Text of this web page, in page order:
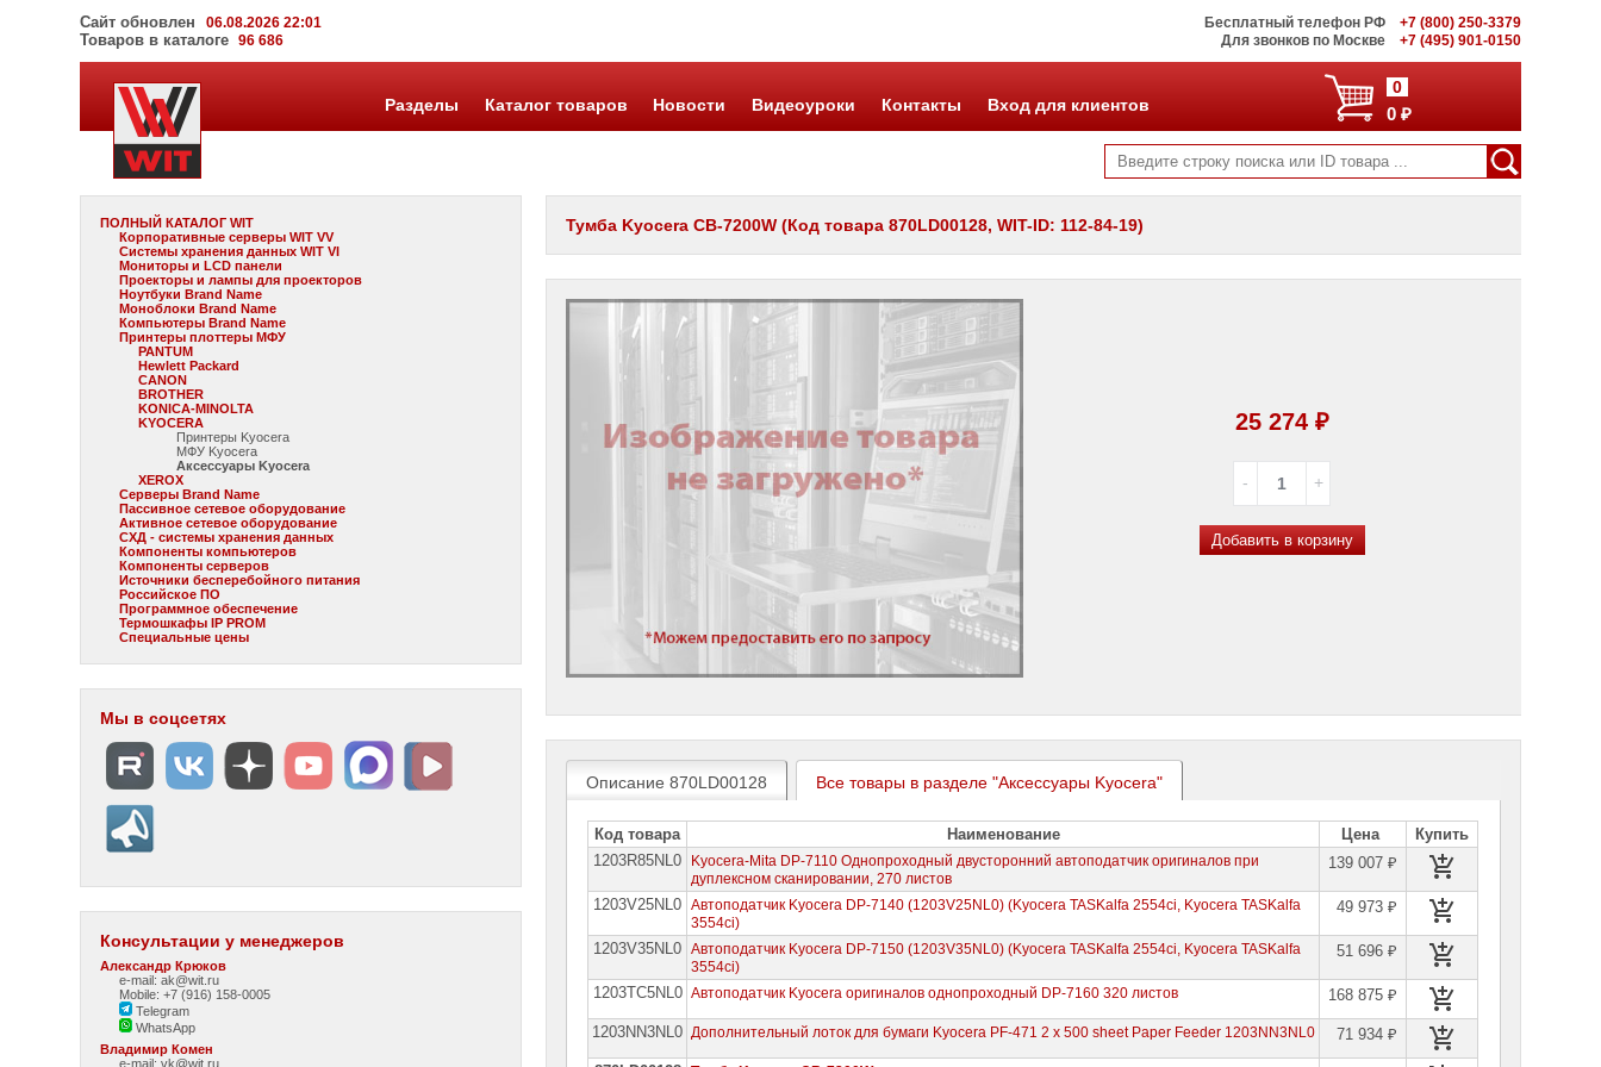
Сайт обновлен 06.08.2026 22:01
Товаров в каталоге96 686
Бесплатный телефон РФ
+7 (800) 250-3379
Для звонков по Москве
+7 (495) 901-0150
0
0 ₽
Разделы Каталог товаров Новости Видеоуроки Контакты Вход для клиентов
ПОЛНЫЙ КАТАЛОГ WIT
Корпоративные серверы WIT VV
Системы хранения данных WIT VI
Мониторы и LCD панели
Проекторы и лампы для проекторов
Ноутбуки Brand Name
Моноблоки Brand Name
Компьютеры Brand Name
Принтеры плоттеры МФУ
PANTUM
Hewlett Packard
CANON
BROTHER
KONICA-MINOLTA
KYOCERA
Принтеры Kyocera
МФУ Kyocera
Аксессуары Kyocera
XEROX
Серверы Brand Name
Пассивное сетевое оборудование
Активное сетевое оборудование
СХД - системы хранения данных
Компоненты компьютеров
Компоненты серверов
Источники бесперебойного питания
Российское ПО
Программное обеспечение
Термошкафы IP PROM
Специальные цены
Мы в соцсетях
Консультации у менеджеров
Александр Крюков
e-mail: ak@wit.ru
Mobile: +7 (916) 158-0005
Telegram
WhatsApp
Владимир Комен
e-mail: vk@wit.ru
Тумба Kyocera CB-7200W (Код товара 870LD00128, WIT-ID: 112-84-19)
25 274 ₽
Добавить в корзину
Описание 870LD00128 Все товары в разделе "Аксессуары Kyocera"
Код товара Наименование Цена
Купить
1203R85NL0
Kyocera-Mita DP-7110 Однопроходный двусторонний автоподатчик оригиналов при
дуплексном сканировании, 270 листов
139 007 ₽
1203V25NL0 Автоподатчик Kyocera DP-7140 (1203V25NL0) (Kyocera TASKalfa 2554ci, Kyocera TASKalfa
3554ci)
49 973 ₽
1203V35NL0 Автоподатчик Kyocera DP-7150 (1203V35NL0) (Kyocera TASKalfa 2554ci, Kyocera TASKalfa
3554ci)
51 696 ₽
1203TC5NL0 Автоподатчик Kyocera оригиналов однопроходный DP-7160 320 листов 168 875 ₽
1203NN3NL0 Дополнительный лоток для бумаги Kyocera PF-471 2 x 500 sheet Paper Feeder 1203NN3NL0 71 934 ₽